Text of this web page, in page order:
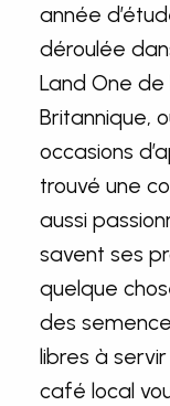
année
déroulée
Land One de
Britannique,
occasions
trouvé une
aussi
savent ses
quelque
des
libres à
café local